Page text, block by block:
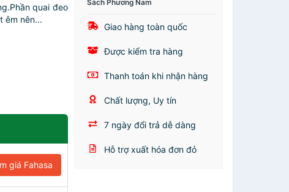
quai đeo
êm nên...
giá Fahasa
Sách Phương Nam
Giao hàng toàn quốc
Được kiểm tra hàng
Thanh toán khi nhận hàng
Chất lượng, Uy tín
7 ngày đổi trả dễ dàng
Hỗ trợ xuất hóa đơn đỏ